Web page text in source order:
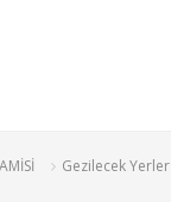
Gezilecek Yerler